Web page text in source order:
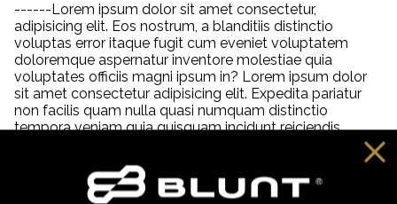
------Lorem ipsum dolor sit amet consectetur,
adipisicing elit. Eos nostrum, a blanditiis distinctio
voluptas error itaque fugit cum eveniet voluptatem
doloremque aspernatur inventore molestiae quia
voluptates officiis magni ipsum in? Lorem ipsum dolor
sit amet consectetur adipisicing elit. Expedita pariatur
non facilis quam nulla quasi numquam distinctio
tempora veniam quia quisquam incidunt reiciendis,
saepe neque unde labore illum dolor provident. Lorem
ipsum dolor sit amet consectetur adipisicing elit. Aut
distinctio adipisci hic molestiae, amet quibusdam
cupiditate inventore fugit eveniet aliquam similique